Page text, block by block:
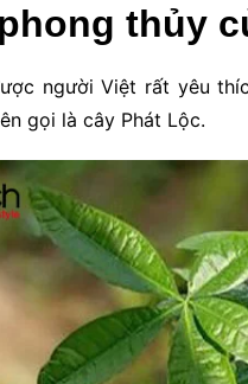
thủy
người Việt rất yêu
gọi là cây Phát Lộc.